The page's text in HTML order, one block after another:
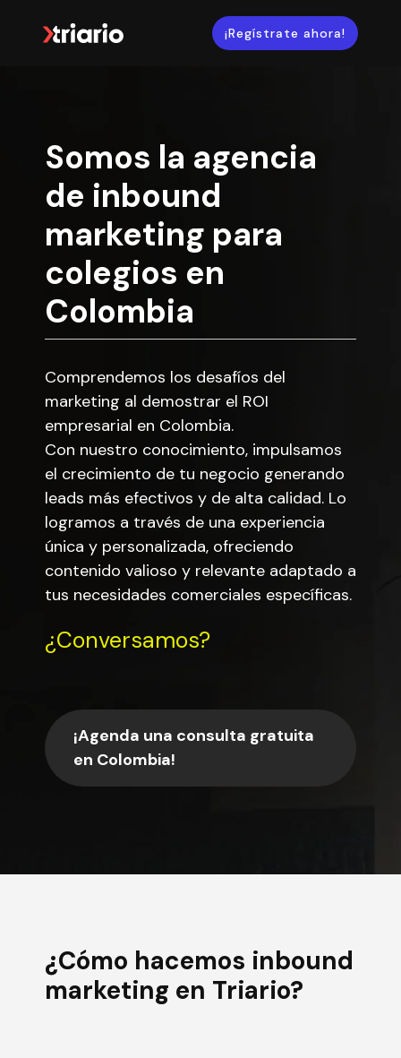
¡Regístrate ahora!
Somos la agencia
de inbound
marketing para
colegios en
Colombia
Comprendemos los desafíos del
marketing al demostrar el ROI
empresarial en Colombia.
Con nuestro conocimiento, impulsamos
el crecimiento de tu negocio generando
leads más efectivos y de alta calidad. Lo
logramos a través de una experiencia
única y personalizada, ofreciendo
contenido valioso y relevante adaptado a
tus necesidades comerciales específicas.
¿Conversamos?
¡Agenda una consulta gratuita
en Colombia!
¿Cómo hacemos inbound
marketing en Triario?